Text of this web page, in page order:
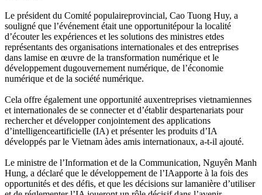
Le président du Comité populaireprovincial, Cao Tuong Huy, a
souligné que l’événement était une opportunitépour la localité
d’écouter les expériences et les solutions des ministres etdes
représentants des organisations internationales et des entreprises
dans lamise en œuvre de la transformation numérique et le
développement dugouvernement numérique, de l’économie
numérique et de la société numérique.
Cela offre également une opportunité auxentreprises vietnamiennes
et internationales de se connecter et d’établir despartenariats pour
rechercher et développer conjointement des applications
d’intelligenceartificielle (IA) et présenter les produits d’IA
développés par le Vietnam àdes amis internationaux, a-t-il ajouté.
Le ministre de l’Information et de la Communication, Nguyên Manh
Hung, a déclaré que le développement de l’IAapporte à la fois des
opportunités et des défis, et que les décisions sur lamanière d’utiliser